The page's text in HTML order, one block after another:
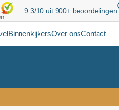
9.3/10 uit 900+ beoordelingen
BinnenkijkersOver onsContact